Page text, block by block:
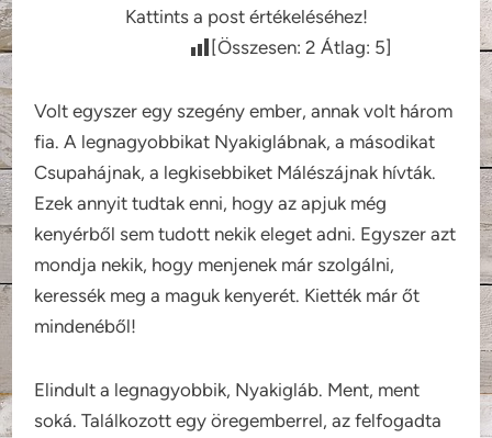
Kattints a post értékeléséhez!
[Összesen: 2 Átlag: 5]
Volt egyszer egy szegény ember, annak volt három
fia. A legnagyobbikat Nyakiglábnak, a másodikat
Csupahájnak, a legkisebbiket Málészájnak hívták.
Ezek annyit tudtak enni, hogy az apjuk még
kenyérből sem tudott nekik eleget adni. Egyszer azt
mondja nekik, hogy menjenek már szolgálni,
keressék meg a maguk kenyerét. Kiették már őt
mindenéből!
Elindult a legnagyobbik, Nyakigláb. Ment, ment
soká. Találkozott egy öregemberrel, az felfogadta